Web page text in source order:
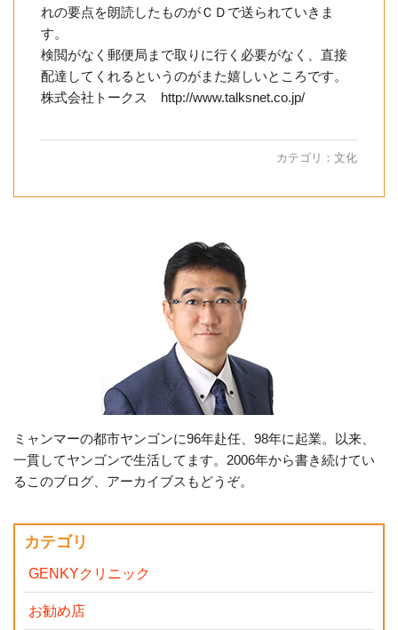
れの要点を朗読したものがＣＤで送られていきま
す。
検閲がなく郵便局まで取りに行く必要がなく、直接
配達してくれるというのがまた嬉しいところです。
株式会社トークス http://www.talksnet.co.jp/
カテゴリ： 文化
ミャンマーの都市ヤンゴンに96年赴任、98年に起業。以来、
一貫してヤンゴンで生活してます。2006年から書き続けてい
るこのブログ、アーカイブスもどうぞ。
カテゴリ
GENKYクリニック
お勧め店